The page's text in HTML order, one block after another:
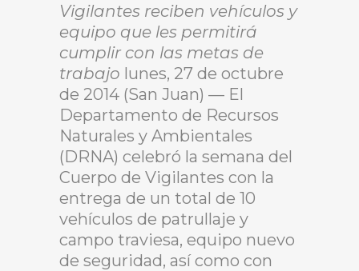
Vigilantes reciben vehículos y
equipo que les permitirá
cumplir con las metas de
trabajo lunes, 27 de octubre
de 2014 (San Juan) — El
Departamento de Recursos
Naturales y Ambientales
(DRNA) celebró la semana del
Cuerpo de Vigilantes con la
entrega de un total de 10
vehículos de patrullaje y
campo traviesa, equipo nuevo
de seguridad, así como con